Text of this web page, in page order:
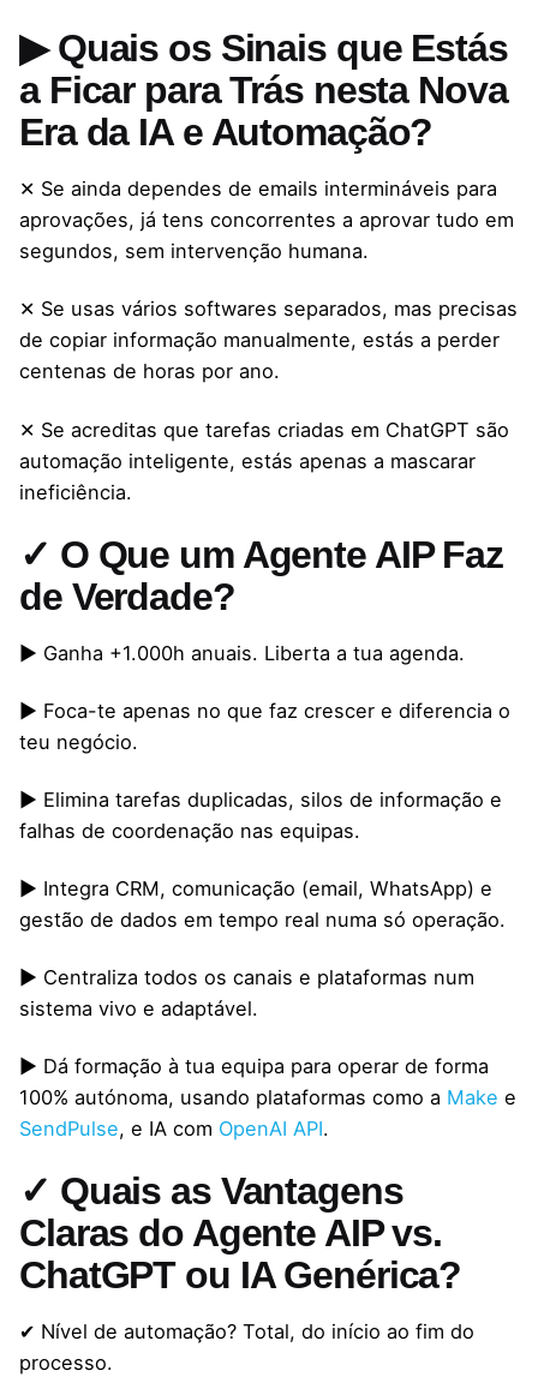
▶ Quais os Sinais que Estás
a Ficar para Trás nesta Nova
Era da IA e Automação?
✕ Se ainda dependes de emails intermináveis para
aprovações, já tens concorrentes a aprovar tudo em
segundos, sem intervenção humana.
✕ Se usas vários softwares separados, mas precisas
de copiar informação manualmente, estás a perder
centenas de horas por ano.
✕ Se acreditas que tarefas criadas em ChatGPT são
automação inteligente, estás apenas a mascarar
ineficiência.
✓ O Que um Agente AIP Faz
de Verdade?
▶ Ganha +1.000h anuais. Liberta a tua agenda.
▶ Foca-te apenas no que faz crescer e diferencia o
teu negócio.
▶ Elimina tarefas duplicadas, silos de informação e
falhas de coordenação nas equipas.
▶ Integra CRM, comunicação (email, WhatsApp) e
gestão de dados em tempo real numa só operação.
▶ Centraliza todos os canais e plataformas num
sistema vivo e adaptável.
▶ Dá formação à tua equipa para operar de forma
100% autónoma, usando plataformas como a Make e
SendPulse, e IA com OpenAI API.
✓ Quais as Vantagens
Claras do Agente AIP vs.
ChatGPT ou IA Genérica?
✔ Nível de automação? Total, do início ao fim do
processo.